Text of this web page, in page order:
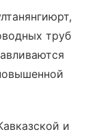
труб
и